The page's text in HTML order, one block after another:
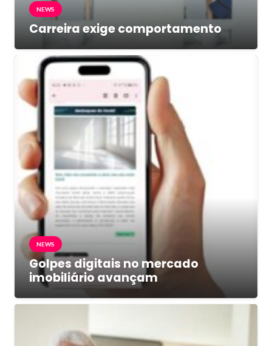
NEWS
Carreira exige comportamento
NEWS
Golpes digitais no mercado
imobiliário avançam